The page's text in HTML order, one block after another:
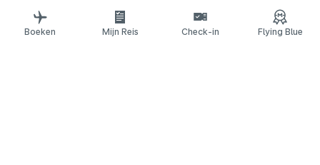
Gerelateerde websites
Reisgidsen
Boeken Mijn Reis Check-in Flying Blue